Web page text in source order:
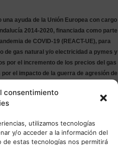
consentimiento
utilizamos tecnologías
y/o acceder a la información del
estas tecnologías nos permitirá
ayuda de la Unión Europea con cargo
2014-2020, financiada como parte
de COVID-19 (REACT-UE), para
de gas natural y/o electricidad a pymes y
por el incremento de los precios del gas
el impacto de la guerra de agresión de